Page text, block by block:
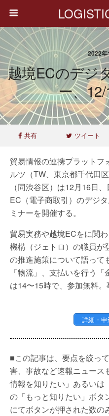
2022年
越境ECのデジ
ー、
共有 ツイート
貿易情報の連携プラットフ
ルツ（TW、東京都千代田
（同渋谷区）は12月16日
EC（電子商取引）のデジ
ミナーを開催する。
貿易実務や越境ECをに関
機構（ジェトロ）の職員が
の推進施策について語って
「物流」、支払いを行う
は14〜15時で、参加無料。
詳細・
■この記事は、要点を絞っ
害、事故など速報ニュース
情報を知りたい」あるいは
の「もっと知りたい」ボタ
にてボタンが押された数の